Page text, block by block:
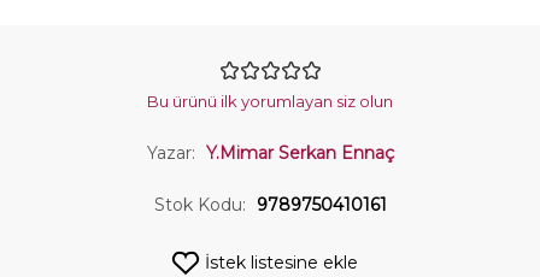
Bu ürünü ilk yorumlayan siz olun
Yazar: Y.Mimar Serkan Ennaç
Stok Kodu: 9789750410161
İstek listesine ekle